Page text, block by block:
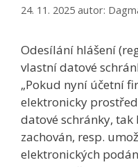
24. 11. 2025 autor:
Odesílání hlášení
vlastní datové
„Pokud nyní účetní
elektronicky
datové schránky,
zachován, resp.
elektronických